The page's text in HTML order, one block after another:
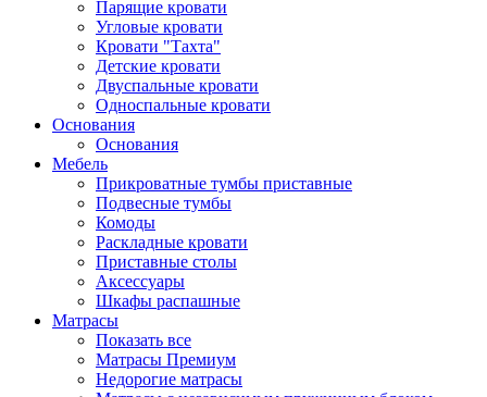
Парящие кровати
Угловые кровати
Кровати "Тахта"
Детские кровати
Двуспальные кровати
Односпальные кровати
Основания
Основания
Мебель
Прикроватные тумбы приставные
Подвесные тумбы
Комоды
Раскладные кровати
Приставные столы
Аксессуары
Шкафы распашные
Матрасы
Показать все
Матрасы Премиум
Недорогие матрасы